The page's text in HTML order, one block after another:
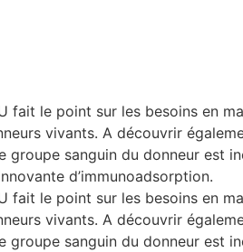
fait le point sur les besoins en
vivants. A découvrir
sanguin du donneur est
d’immunoadsorption.
fait le point sur les besoins en
vivants. A découvrir
sanguin du donneur est